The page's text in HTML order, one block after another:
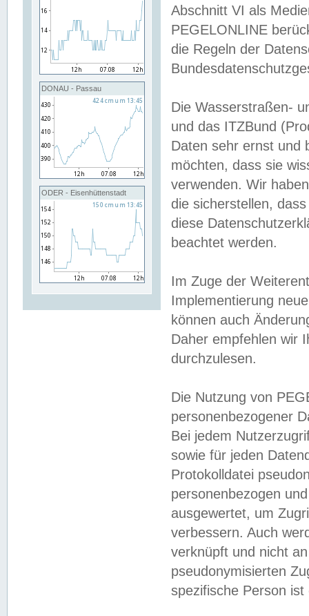
DONAU - Passau
ODER - Eisenhüttenstadt
Abschnitt VI als
PEGELONLINE
die Regeln der
Die Wasserstraßen-
und das ITZBund
Daten sehr ernst und
möchten, dass sie
verwenden. Wir
die sicherstellen,
diese
beachtet werden.
Im Zuge der
Implementierung
können auch
Daher empfehlen wir
durchzulesen.
Die Nutzung von
personenbezogener
Bei jedem
sowie für jeden
Protokolldatei
personenbezogen
ausgewertet, um
verbessern. Auch
verknüpft und nicht
pseudonymisierten
spezifische Person